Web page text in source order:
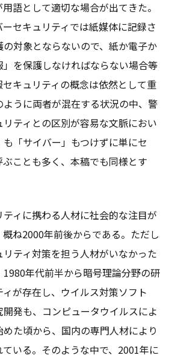
語として適切な場合が出てきた。
セキュリティでは紙媒体に記録さ
対象とならないので、紙か電子か
」を保護しなければならない場合等
セキュリティの概念は依然として重
ように両者が混在する状況の中、警
ティとの区別が容易な文脈におい
「サイバー」もつけずに単にセ
ことも多く、本稿でも同様とす
ティに携わる人材に社会的な注目が
ね2000年前後からである。ただし
ティ対策を担う人材がいなかった
1980年代前半から暗号理論分野の研
が存在し、ウイルス対策ソフト
開発も、コンピュータウイルスによ
た頃から、国内の専門人材により
いる。そのような中で、2001年に